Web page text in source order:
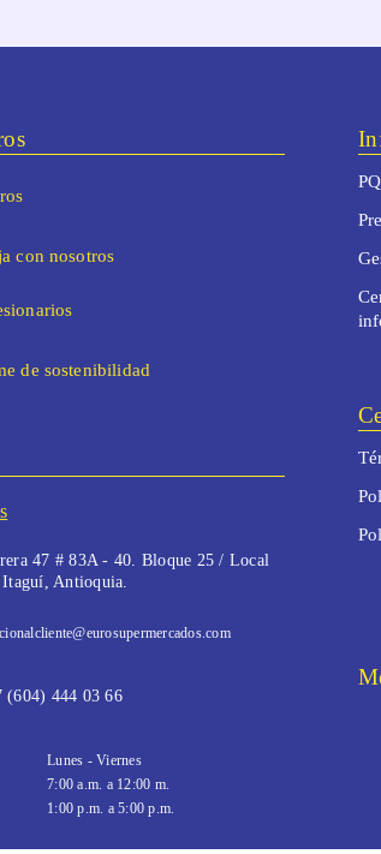
con nosotros
de sostenibilidad
47 # 83A - 40. Bloque 25 / Local
Itaguí, Antioquia.
(604) 444 03 66
Lunes - Viernes
7:00 a.m. a 12:00 m.
1:00 p.m. a 5:00 p.m.